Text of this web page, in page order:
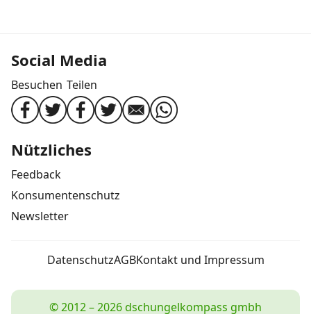
Social Media
Besuchen Teilen
Nützliches
Feedback
Konsumentenschutz
Newsletter
DatenschutzAGBKontakt und Impressum
© 2012 – 2026 dschungelkompass gmbh